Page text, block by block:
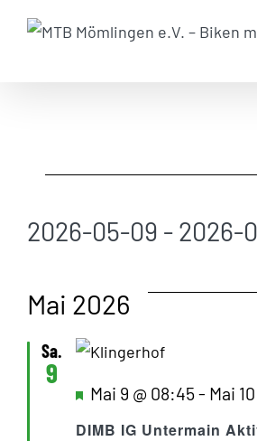
2026-05-09 - 2026-
wählen.
Mai 2026
Sa.
9
DIMB IG Untermain
Hervorgehoben
Mai 9 @ 08:45- Mai